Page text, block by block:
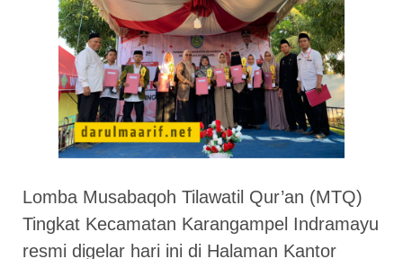
Lomba Musabaqoh Tilawatil Qur’an (MTQ)
Tingkat Kecamatan Karangampel Indramayu
resmi digelar hari ini di Halaman Kantor